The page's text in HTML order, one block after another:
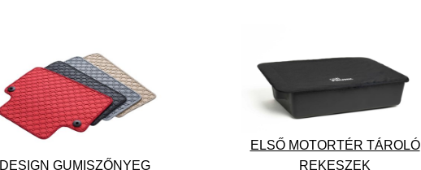
DESIGN GUMISZŐNYEG
ELSŐ MOTORTÉR TÁROLÓ
REKESZEK